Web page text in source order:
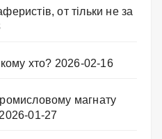
от тільки не за
хто? 2026-02-16
магнату
2026-01-27